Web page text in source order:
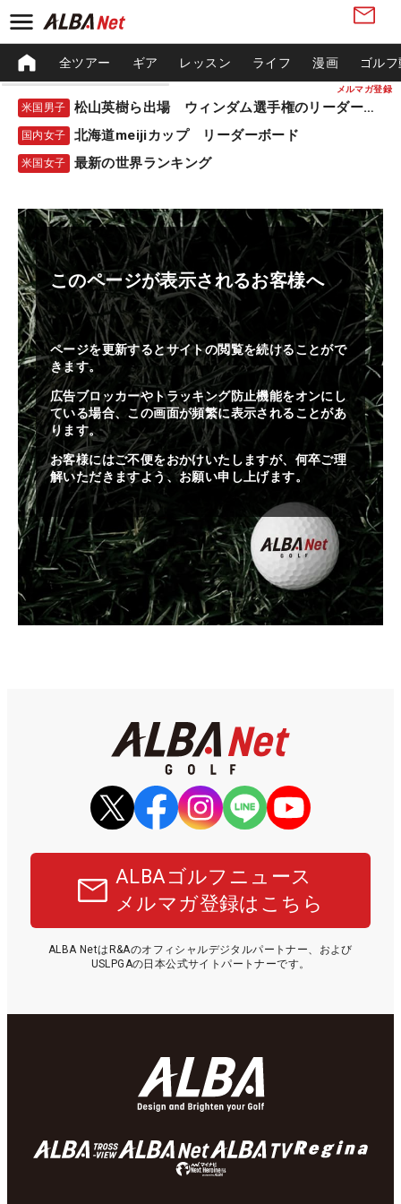
メルマガ登録
全ツアー ギア レッスン ライフ 漫画 ゴル
米国男子 松山英樹ら出場 ウィンダム選手権のリーダーボード
国内女子 北海道meijiカップ リーダーボード
米国女子 最新の世界ランキング
このページが表示されるお客様へ
ページを更新するとサイトの閲覧を続けることがで
きます。
広告ブロッカーやトラッキング防止機能をオンにし
ている場合、この画面が頻繁に表示されることがあ
ります。
お客様にはご不便をおかけいたしますが、何卒ご理
解いただきますよう、お願い申し上げます。
ALBAゴルフニュース
メルマガ登録はこちら
ALBA NetはR&Aのオフィシャルデジタルパートナー、および
USLPGAの日本公式サイトパートナーです。